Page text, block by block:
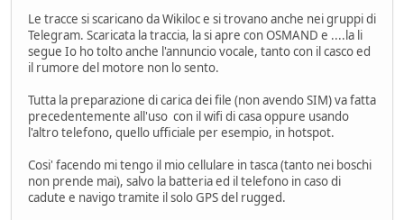
Le tracce si scaricano da Wikiloc e si trovano anche nei gruppi di
Telegram. Scaricata la traccia, la si apre con OSMAND e ....la li
segue Io ho tolto anche l'annuncio vocale, tanto con il casco ed
il rumore del motore non lo sento.
Tutta la preparazione di carica dei file (non avendo SIM) va fatta
precedentemente all'uso con il wifi di casa oppure usando
l'altro telefono, quello ufficiale per esempio, in hotspot.
Cosi' facendo mi tengo il mio cellulare in tasca (tanto nei boschi
non prende mai), salvo la batteria ed il telefono in caso di
cadute e navigo tramite il solo GPS del rugged.